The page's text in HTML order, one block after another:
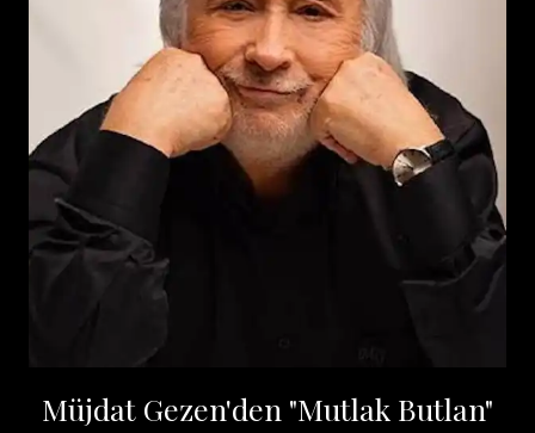
Müjdat Gezen'den "Mutlak Butlan"